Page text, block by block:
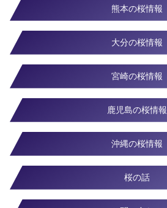
熊本の桜情報
大分の桜情報
宮崎の桜情報
鹿児島の桜情報
沖縄の桜情報
桜の話